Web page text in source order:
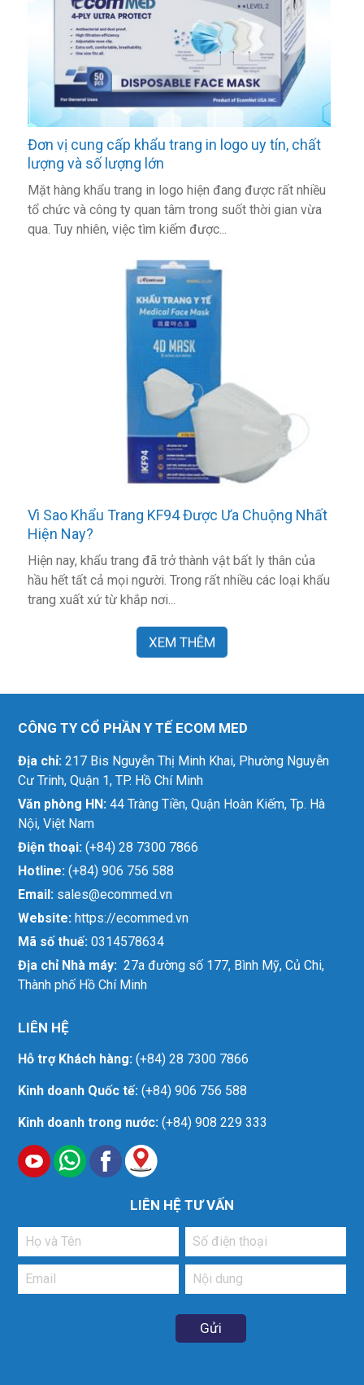
Đơn vị cung cấp khẩu trang in logo uy tín, chất
lượng và số lượng lớn
Mặt hàng khẩu trang in logo hiện đang được rất nhiều
tổ chức và công ty quan tâm trong suốt thời gian vừa
qua. Tuy nhiên, việc tìm kiếm được...
Vì Sao Khẩu Trang KF94 Được Ưa Chuộng Nhất
Hiện Nay?
Hiện nay, khẩu trang đã trở thành vật bất ly thân của
hầu hết tất cả mọi người. Trong rất nhiều các loại khẩu
trang xuất xứ từ khắp nơi...
XEM THÊM
CÔNG TY CỔ PHẦN Y TẾ ECOM MED
Địa chỉ: 217 Bis Nguyễn Thị Minh Khai, Phường Nguyễn
Cư Trinh, Quận 1, TP. Hồ Chí Minh
Văn phòng HN: 44 Tràng Tiền, Quận Hoàn Kiếm, Tp. Hà
Nội, Việt Nam
Điện thoại: (+84) 28 7300 7866
Hotline: (+84) 906 756 588
Email: sales@ecommed.vn
Website: https://ecommed.vn
Mã số thuế:0314578634
Địa chỉ Nhà máy: 27a đường số 177, Bình Mỹ, Củ Chi,
Thành phố Hồ Chí Minh
LIÊN HỆ
Hỗ trợ Khách hàng: (+84) 28 7300 7866
Kinh doanh Quốc tế: (+84) 906 756 588
Kinh doanh trong nước: (+84) 908 229 333
LIÊN HỆ TƯ VẤN